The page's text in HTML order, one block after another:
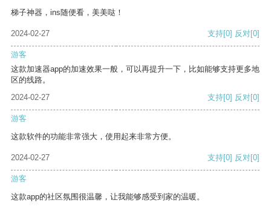
梯子神器，ins随便看，美美哒！
2024-02-27 支持[0] 反对[0]
游客
这款加速器app的加速效果一般，可以再提升一下，比如能够支持更多地
区的线路。
2024-02-27
支持[0] 反对[0]
游客
这款软件的功能非常强大，使用起来非常方便。
2024-02-27 支持[0] 反对[0]
游客
这款app的社区氛围很温馨，让我能够感受到家的温暖。